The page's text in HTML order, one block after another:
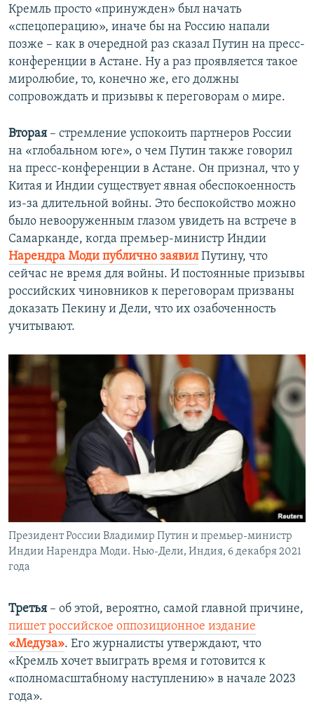
Кремль просто «принужден» был начать
«спецоперацию», иначе бы на Россию напали
позже – как в очередной раз сказал Путин на пресс-
конференции в Астане. Ну а раз проявляется такое
миролюбие, то, конечно же, его должны
сопровождать и призывы к переговорам о мире.
Вторая – стремление успокоить партнеров России
на «глобальном юге», о чем Путин также говорил
на пресс-конференции в Астане. Он признал, что у
Китая и Индии существует явная обеспокоенность
из-за длительной войны. Это беспокойство можно
было невооруженным глазом увидеть на встрече в
Самарканде, когда премьер-министр Индии
Нарендра Моди публично заявилПутину, что
сейчас не время для войны. И постоянные призывы
российских чиновников к переговорам призваны
доказать Пекину и Дели, что их озабоченность
учитывают.
Президент России Владимир Путин и премьер-министр
Индии Нарендра Моди. Нью-Дели, Индия, 6 декабря 2021
года
Третья – об этой, вероятно, самой главной причине,
пишет российское оппозиционное издание
«Медуза». Его журналисты утверждают, что
«Кремль хочет выиграть время и готовится к
«полномасштабному наступлению» в начале 2023
года».